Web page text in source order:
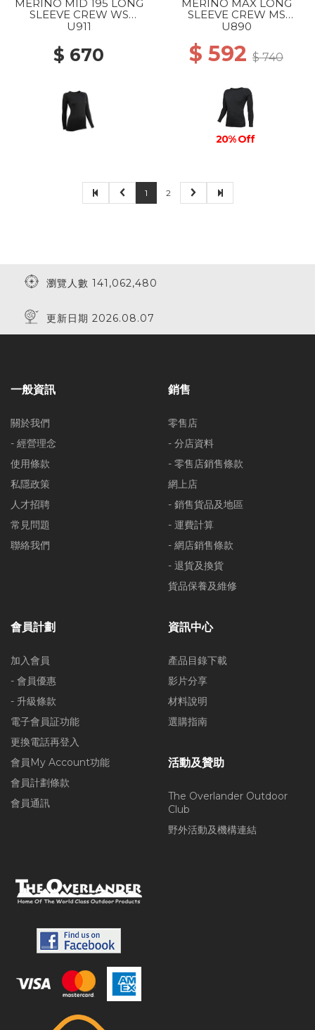
MERINO MID 195 LONG
SLEEVE CREW WS
BLACK
U911
$ 670
MERINO MAX LONG
SLEEVE CREW MS
BLACK
U890
$ 592 $ 740
20% Off
1 2
瀏覽人數 141,062,480
更新日期 2026.08.07
一般資訊
關於我們
- 經營理念
使用條款
私隱政策
人才招聘
常見問題
聯絡我們
銷售
零售店
- 分店資料
- 零售店銷售條款
網上店
- 銷售貨品及地區
- 運費計算
- 網店銷售條款
- 退貨及換貨
貨品保養及維修
會員計劃
加入會員
- 會員優惠
- 升級條款
電子會員証功能
更換電話再登入
會員My Account功能
會員計劃條款
會員通訊
資訊中心
產品目錄下載
影片分享
材料說明
選購指南
活動及贊助
The Overlander Outdoor
Club
野外活動及機構連結